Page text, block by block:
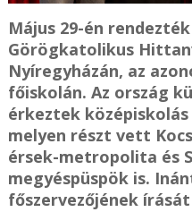
Május 29-én
Görögkatolikus
Nyíregyházán, az
főiskolán. Az ország
érkeztek
melyen részt vett
érsek-metropolita és
megyéspüspök is.
főszervezőjének